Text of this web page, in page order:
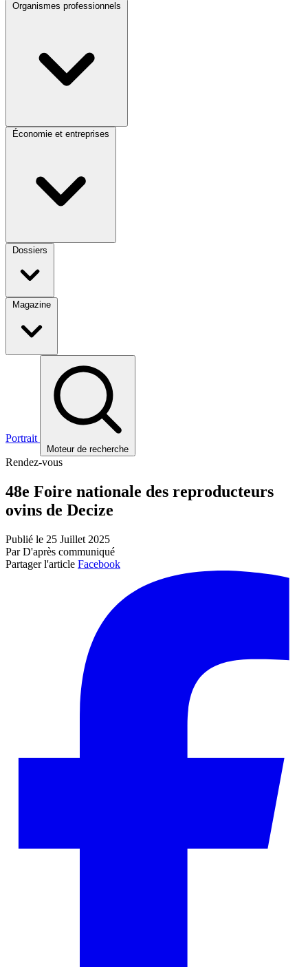
Organismes professionnels
Économie et entreprises
Dossiers
Magazine
Portrait
Moteur de recherche
Rendez-vous
48e Foire nationale des reproducteurs
ovins de Decize
Publié le 25 Juillet 2025
Par D'après communiqué
Partager l'article Facebook